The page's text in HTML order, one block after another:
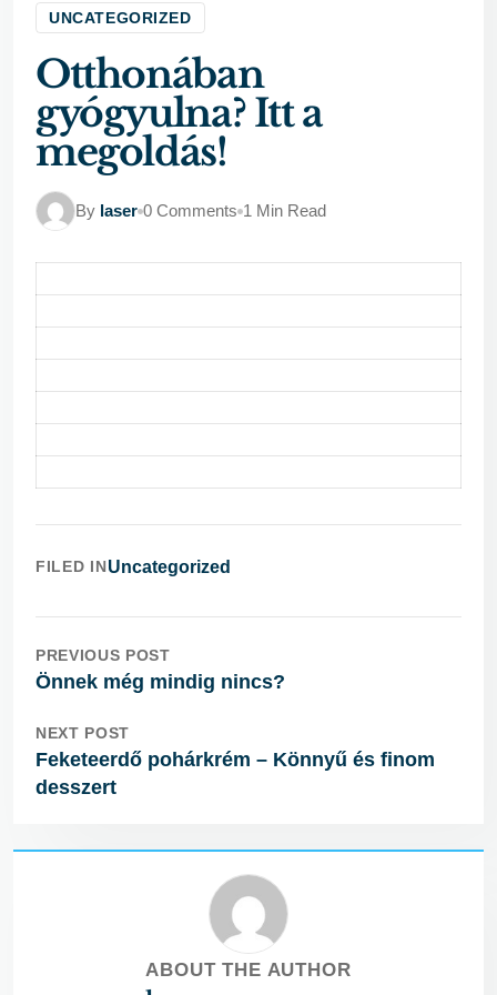
UNCATEGORIZED
Otthonában
gyógyulna? Itt a
megoldás!
By laser 0 Comments 1 Min Read
FILED INUncategorized
PREVIOUS POST
Önnek még mindig nincs?
NEXT POST
Feketeerdő pohárkrém – Könnyű és finom
desszert
ABOUT THE AUTHOR